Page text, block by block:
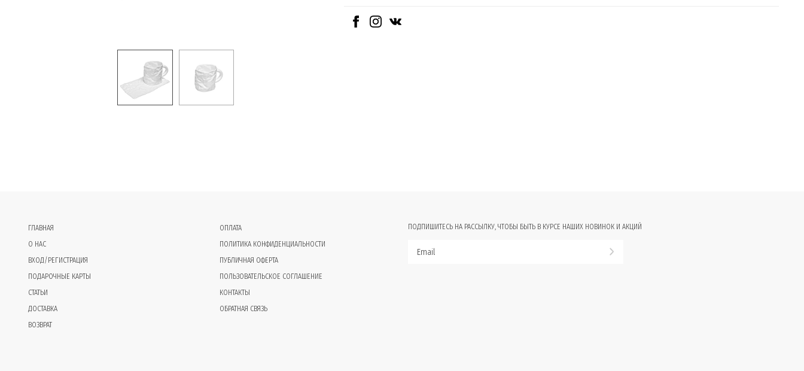
ГЛАВНАЯ
О НАС
ВХОД/РЕГИСТРАЦИЯ
ПОДАРОЧНЫЕ КАРТЫ
СТАТЬИ
ДОСТАВКА
ВОЗВРАТ
ОПЛАТА
ПОЛИТИКА КОНФИДЕНЦИАЛЬНОСТИ
ПУБЛИЧНАЯ ОФЕРТА
ПОЛЬЗОВАТЕЛЬСКОЕ СОГЛАШЕНИЕ
КОНТАКТЫ
ОБРАТНАЯ СВЯЗЬ
ПОДПИШИТЕСЬ НА РАССЫЛКУ, ЧТОБЫ БЫТЬ В КУРСЕ НАШИХ НОВИНОК И АКЦИЙ